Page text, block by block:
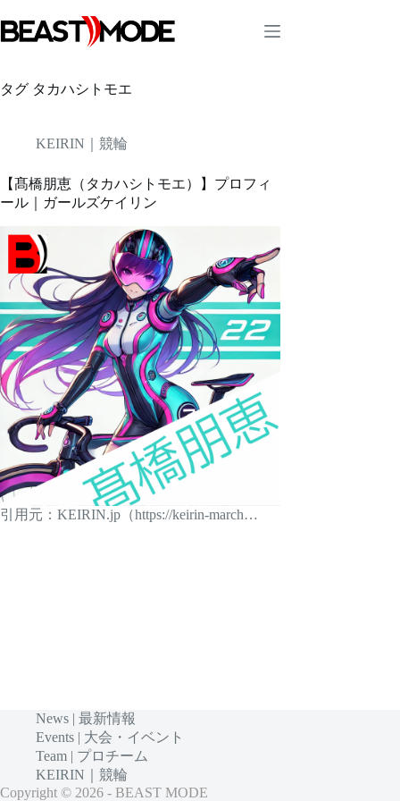
ン
テ
ツ
へ
プ
タグ タカハシトモエ
KEIRIN｜競輪
【髙橋朋恵（タカハシトモエ）】プロフィ
ール｜ガールズケイリン
引用元：KEIRIN.jp（https://keirin-march…
News | 最新情報
Events | 大会・イベント
Team | プロチーム
KEIRIN｜競輪
Copyright © 2026 - BEAST MODE